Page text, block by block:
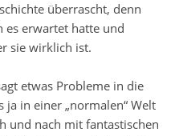
überrascht, denn
es erwartet hatte und
sie wirklich ist.
etwas Probleme in die
ja in einer „normalen“ Welt
und nach mit fantastischen